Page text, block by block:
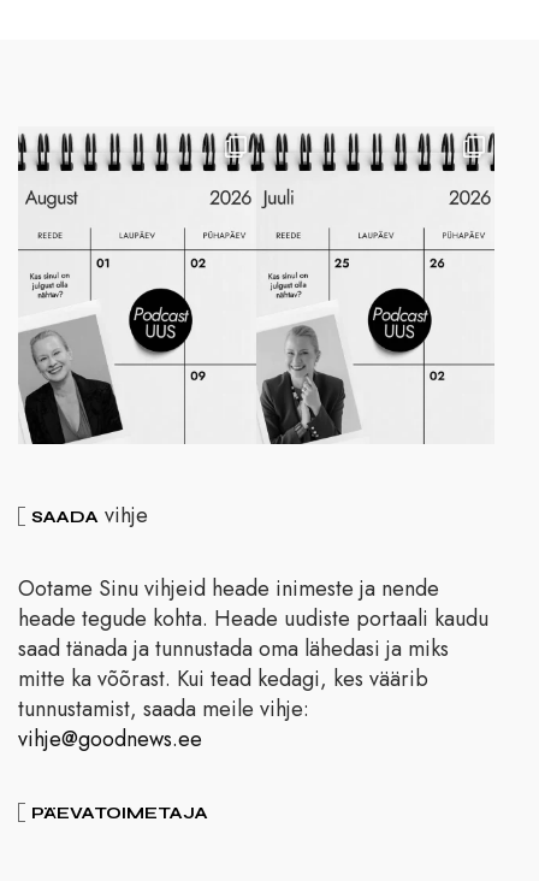
SAADA vihje
Ootame Sinu vihjeid heade inimeste ja nende
heade tegude kohta. Heade uudiste portaali kaudu
saad tänada ja tunnustada oma lähedasi ja miks
mitte ka võõrast. Kui tead kedagi, kes väärib
tunnustamist, saada meile vihje:
vihje@goodnews.ee
PÄEVATOIMETAJA